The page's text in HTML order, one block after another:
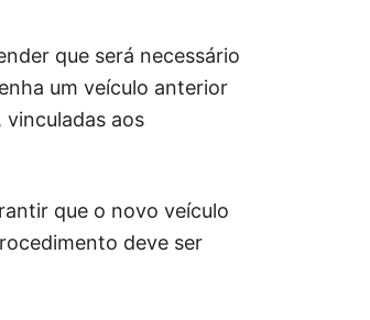
que será necessário
um veículo anterior
vinculadas aos
que o novo veículo
deve ser